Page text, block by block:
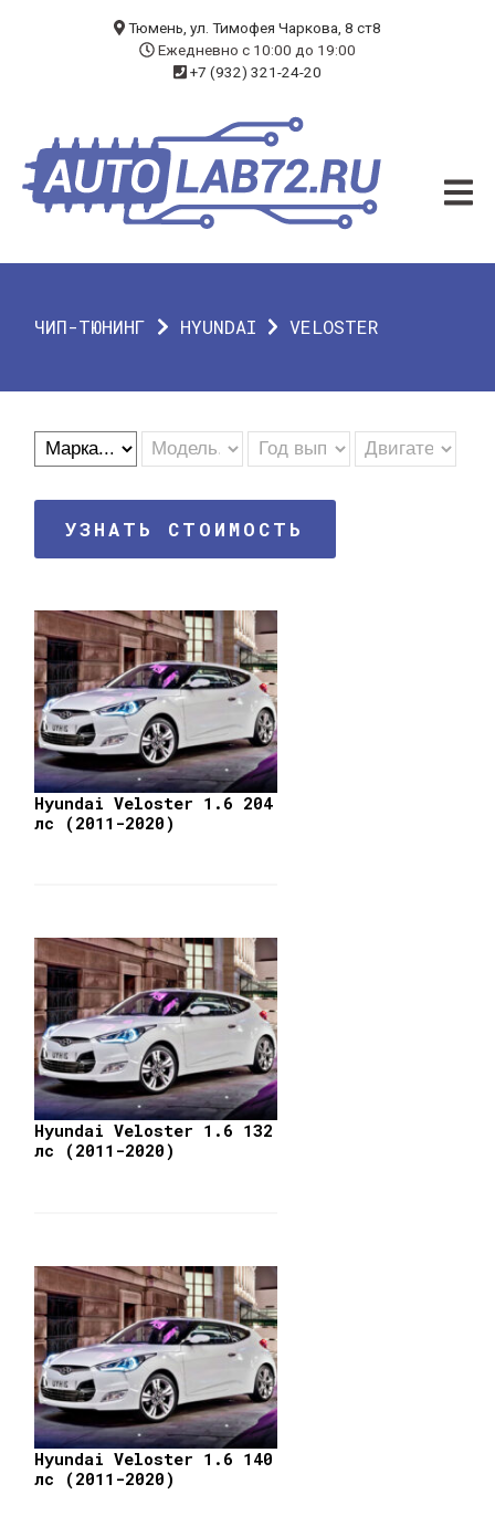
ЧИП-ТЮНИНГ
ДИАГНОСТИКА
ГАРАНТИЯ
Тюмень, ул. Тимофея Чаркова, 8 ст8
Ежедневно с 10:00 до 19:00
+7 (932) 321-24-20
ЧИП-ТЮНИНГ HYUNDAI VELOSTER
УЗНАТЬ СТОИМОСТЬ
Hyundai Veloster 1.6 204
лс (2011-2020)
Hyundai Veloster 1.6 132
лс (2011-2020)
Hyundai Veloster 1.6 140
лс (2011-2020)